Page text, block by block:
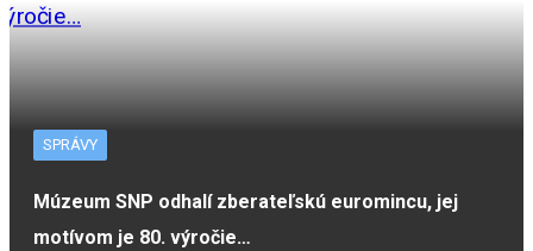
SPRÁVY
Múzeum SNP odhalí zberateľskú euromincu, jej
motívom je 80. výročie…